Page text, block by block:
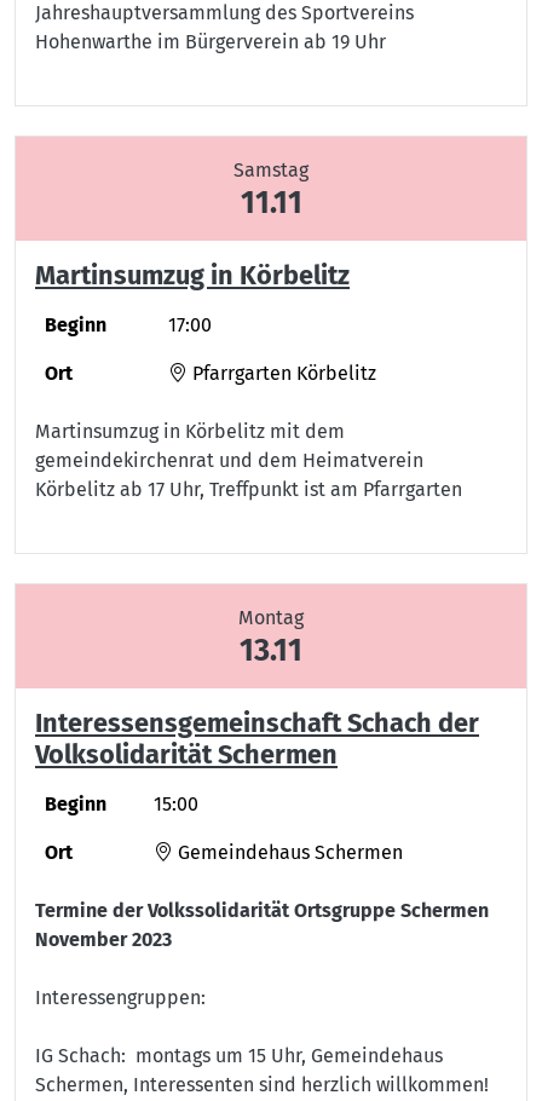
Jahreshauptversammlung des Sportvereins
Hohenwarthe im Bürgerverein ab 19 Uhr
Samstag
11.11
Martinsumzug in Körbelitz
Beginn 17:00
Ort Pfarrgarten Körbelitz
Martinsumzug in Körbelitz mit dem
gemeindekirchenrat und dem Heimatverein
Körbelitz ab 17 Uhr, Treffpunkt ist am Pfarrgarten
Montag
13.11
Interessensgemeinschaft Schach der
Volksolidarität Schermen
Beginn 15:00
Ort Gemeindehaus Schermen
Termine der Volkssolidarität Ortsgruppe Schermen
November 2023
Interessengruppen:
IG Schach: montags um 15 Uhr, Gemeindehaus
Schermen, Interessenten sind herzlich willkommen!